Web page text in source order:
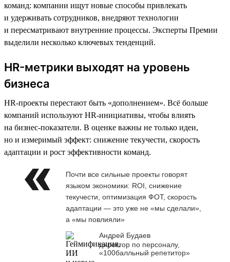
команд: компании ищут новые способы привлекать
и удерживать сотрудников, внедряют технологии
и пересматривают внутренние процессы. Эксперты Премии
выделили несколько ключевых тенденций.
HR-метрики выходят на уровень
бизнеса
HR-проекты перестают быть «дополнением». Всё больше
компаний используют HR-инициативы, чтобы влиять
на бизнес-показатели. В оценке важны не только идеи,
но и измеримый эффект: снижение текучести, скорость
адаптации и рост эффективности команд.
Почти все сильные проекты говорят
языком экономики: ROI, снижение
текучести, оптимизация ФОТ, скорость
адаптации — это уже не «мы сделали»,
а «мы повлияли»
Андрей Будаев
директор по персоналу,
«100балльный репетитор»